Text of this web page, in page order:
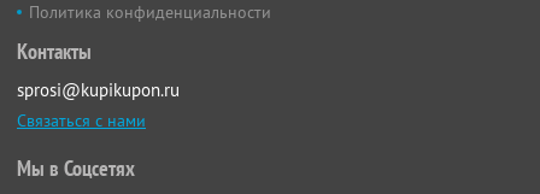
Политика конфиденциальности
Контакты
sprosi@kupikupon.ru
Связаться с нами
Мы в Соцсетях